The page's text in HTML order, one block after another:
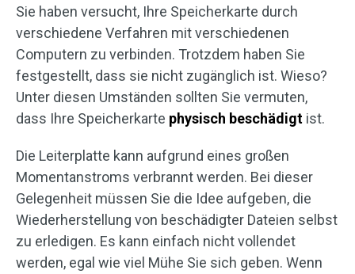
Sie haben versucht, Ihre Speicherkarte durch
verschiedene Verfahren mit verschiedenen
Computern zu verbinden. Trotzdem haben Sie
festgestellt, dass sie nicht zugänglich ist. Wieso?
Unter diesen Umständen sollten Sie vermuten,
dass Ihre Speicherkarte physisch beschädigt ist.
Die Leiterplatte kann aufgrund eines großen
Momentanstroms verbrannt werden. Bei dieser
Gelegenheit müssen Sie die Idee aufgeben, die
Wiederherstellung von beschädigter Dateien selbst
zu erledigen. Es kann einfach nicht vollendet
werden, egal wie viel Mühe Sie sich geben. Wenn